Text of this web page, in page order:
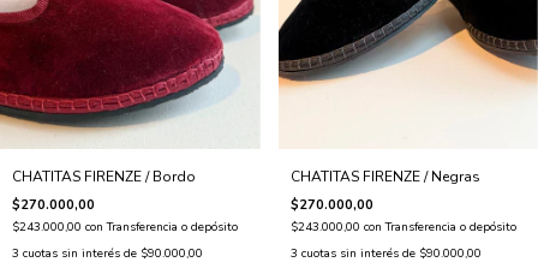
CHATITAS FIRENZE / Bordo
$270.000,00
$243.000,00 con Transferencia o depósito
3 cuotas sin interés de $90.000,00
CHATITAS FIRENZE / Negras
$270.000,00
$243.000,00 con Transferencia o depósito
3 cuotas sin interés de $90.000,00